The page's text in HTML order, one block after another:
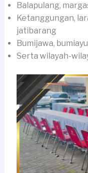
Balapulang,
Ketanggungan,
jatibarang
Bumijawa,
Serta wilayah-